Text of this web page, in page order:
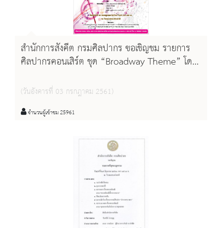
สำนักการสังคีต กรมศิลปากร ขอเชิญชม รายการ
ศิลปากรคอนเสิร์ต ชุด “Broadway Theme” โดย
เพลง วันเสาร์ที่ 7 กรกฎาคม 2561 เวลา 14.00 น.
ณ โรงละครแห่งชาติ
(วันอังคารที่ 03 กรกฎาคม 2561)
จำนวนผู้เข้าชม 25961